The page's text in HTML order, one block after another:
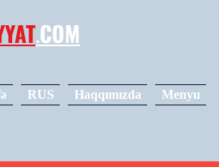
.COM
RUS Haqqımızda Menyu